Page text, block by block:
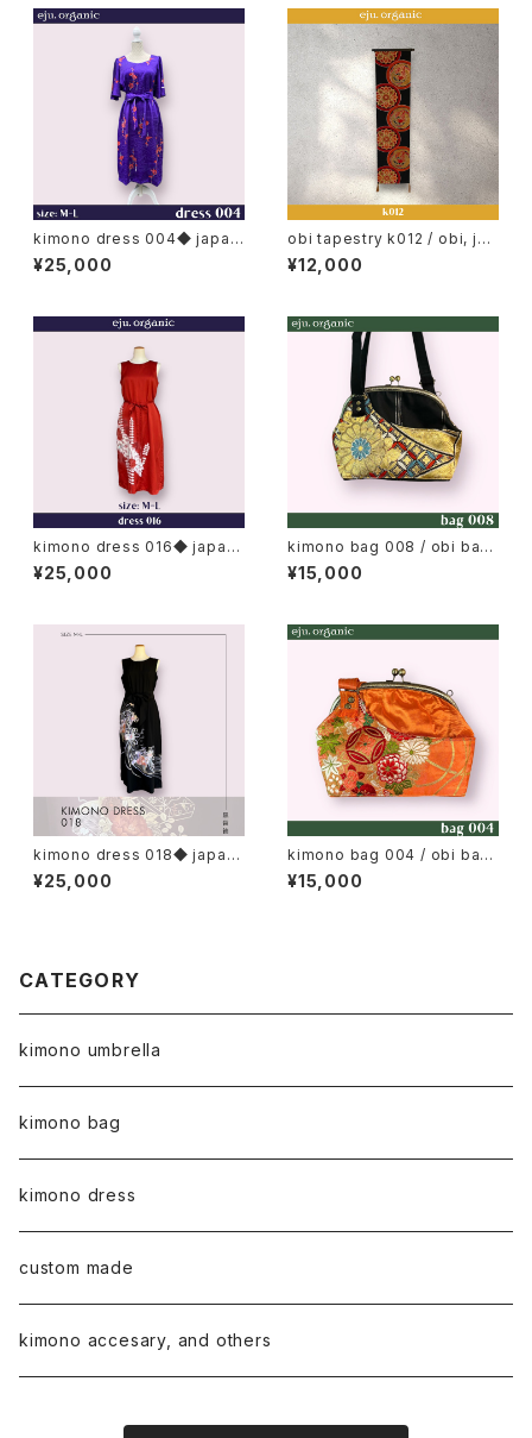
kimono dress 004◆ japan
ese antique (vintage) kimo
no
¥25,000
obi tapestry k012 / obi, jap
anese obi, japan, kimono
belt, obi belt
¥12,000
kimono dress 016◆ japan
ese antique (vintage) kimo
no, tomesode kimono, iro-
¥25,000
kimono bag 008 / obi bag,
japan metal clasp bag / M
¥15,000
kimono dress 018◆ japan
ese antique (vintage) kimo
no, tomesode kimono, kur
¥25,000
kimono bag 004 / obi bag,
japan metal clasp bag / M
¥15,000
CATEGORY
kimono umbrella
kimono bag
kimono dress
custom made
kimono accesary, and others